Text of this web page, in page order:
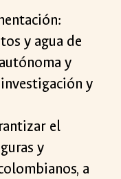
y agua de
y
y
el
y
a